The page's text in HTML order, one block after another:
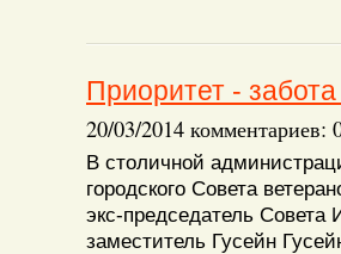
Приоритет -
20/03/2014 комментариев:
В столичной
городского Совета
экс-председатель Совета
заместитель Гусейн